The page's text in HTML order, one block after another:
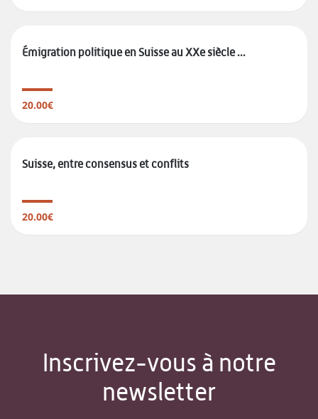
Émigration politique en Suisse au XXe siècle ...
20.00€
Suisse, entre consensus et conflits
20.00€
Inscrivez-vous à notre
newsletter